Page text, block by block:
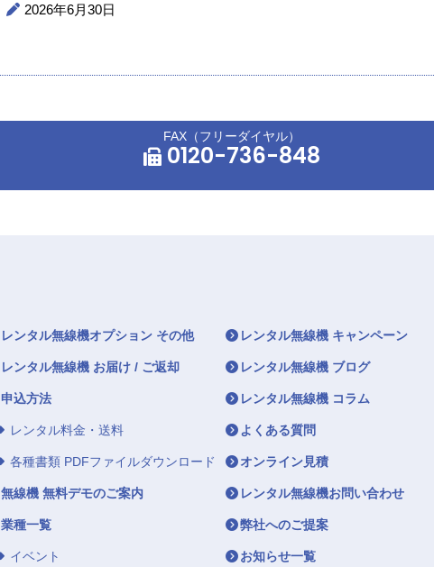
2026年6月30日
FAX（フリーダイヤル）
0120-736-848
レンタル無線機オプション その他
レンタル無線機 お届け / ご返却
申込方法
レンタル料金・送料
各種書類 PDFファイルダウンロード
無線機 無料デモのご案内
業種一覧
イベント
レンタル無線機 キャンペーン
レンタル無線機 ブログ
レンタル無線機 コラム
よくある質問
オンライン見積
レンタル無線機お問い合わせ
弊社へのご提案
お知らせ一覧